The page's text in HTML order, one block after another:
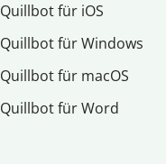
Quillbot für iOS
Quillbot für Windows
Quillbot für macOS
Quillbot für Word